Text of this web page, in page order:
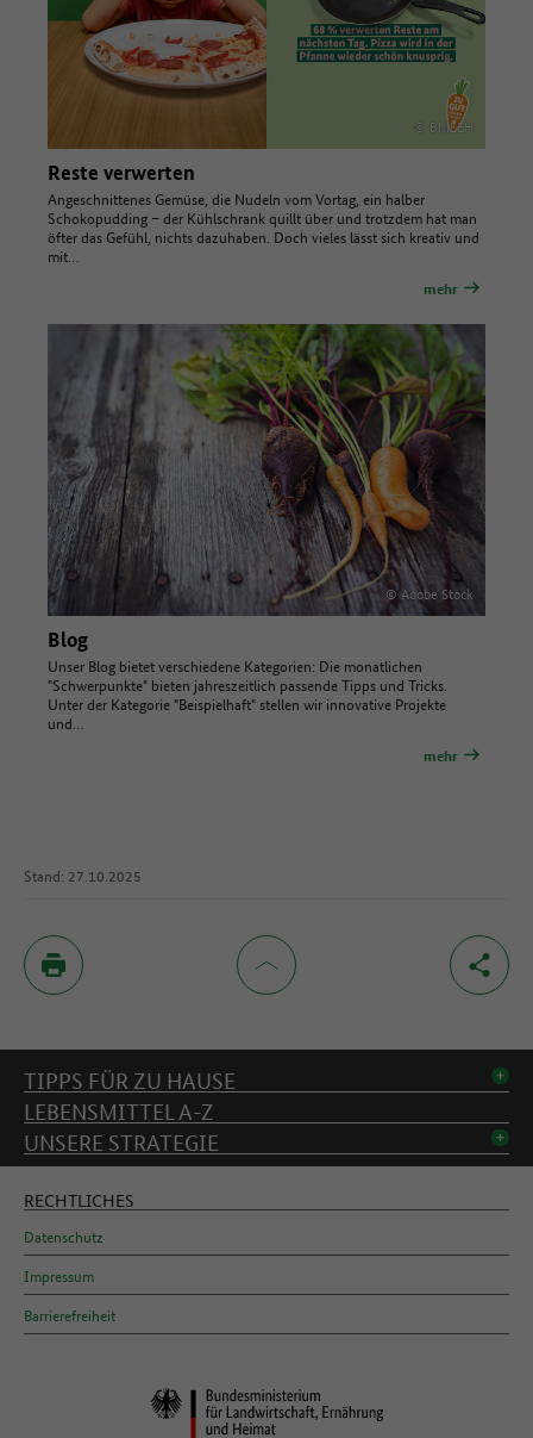
© BMLEH
Reste verwerten
Angeschnittenes Gemüse, die Nudeln vom Vortag, ein halber
Schokopudding – der Kühlschrank quillt über und trotzdem hat man
öfter das Gefühl, nichts dazuhaben. Doch vieles lässt sich kreativ und
mit…
mehr
© Adobe Stock
Blog
Unser Blog bietet verschiedene Kategorien: Die monatlichen
"Schwerpunkte" bieten jahreszeitlich passende Tipps und Tricks.
Unter der Kategorie "Beispielhaft" stellen wir innovative Projekte
und…
mehr
Stand: 27.10.2025
Inhaltsverzeichnis
TIPPS FÜR ZU HAUSE
LEBENSMITTEL A-Z
UNSERE STRATEGIE
RECHTLICHES
Datenschutz
Impressum
Barrierefreiheit